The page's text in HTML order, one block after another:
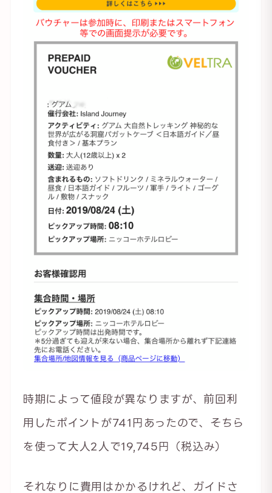
時期によって値段が異なりますが、前回利
用したポイントが741円あったので、そちら
を使って大人2人で19,745円（税込み）
それなりに費用はかかるけれど、ガイドさ